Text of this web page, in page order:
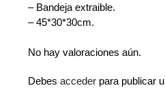
– Bandeja extraible.
– 45*30*30cm.
No hay valoraciones aún.
Debesacceder para publicar